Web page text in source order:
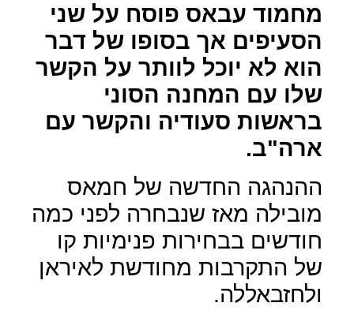
מחמוד עבאס פוסח על שני
הסעיפים אך בסופו של דבר
הוא לא יוכל לוותר על הקשר
שלו עם המחנה הסוני
בראשות סעודיה והקשר עם
ארה"ב.
ההנהגה החדשה של חמאס
מובילה מאז שנבחרה לפני כמה
חודשים בבחירות פנימיות קו
של התקרבות מחודשת לאיראן
ולחזבאללה.